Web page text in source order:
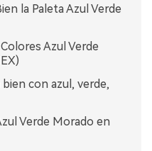
la Paleta Azul Verde
Azul Verde
con azul, verde,
Verde Morado en